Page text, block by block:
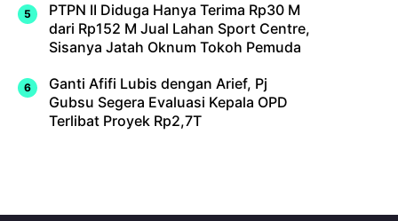
PTPN II Diduga Hanya Terima Rp30 M
dari Rp152 M Jual Lahan Sport Centre,
Sisanya Jatah Oknum Tokoh Pemuda
Ganti Afifi Lubis dengan Arief, Pj
Gubsu Segera Evaluasi Kepala OPD
Terlibat Proyek Rp2,7T